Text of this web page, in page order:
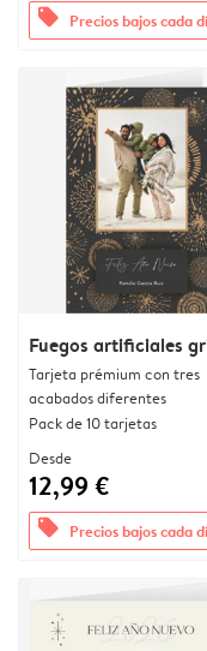
offers Precios bajos cada
Fuegos artificiales
Tarjeta prémium con tres
acabados diferentes
Pack de 10 tarjetas
Desde
12,99 €
offers Precios bajos cada